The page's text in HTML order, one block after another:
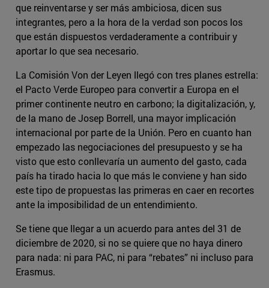
que reinventarse y ser más ambiciosa, dicen sus
integrantes, pero a la hora de la verdad son pocos los
que están dispuestos verdaderamente a contribuir y
aportar lo que sea necesario.
La Comisión Von der Leyen llegó con tres planes estrella:
el Pacto Verde Europeo para convertir a Europa en el
primer continente neutro en carbono; la digitalización, y,
de la mano de Josep Borrell, una mayor implicación
internacional por parte de la Unión. Pero en cuanto han
empezado las negociaciones del presupuesto y se ha
visto que esto conllevaría un aumento del gasto, cada
país ha tirado hacia lo que más le conviene y han sido
este tipo de propuestas las primeras en caer en recortes
ante la imposibilidad de un entendimiento.
Se tiene que llegar a un acuerdo para antes del 31 de
diciembre de 2020, si no se quiere que no haya dinero
para nada: ni para PAC, ni para “rebates” ni incluso para
Erasmus.